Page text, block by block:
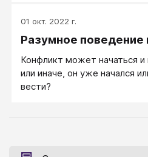
01 окт. 2022 г.
Разумное поведение
Конфликт может начаться и
или иначе, он уже начался
вести?